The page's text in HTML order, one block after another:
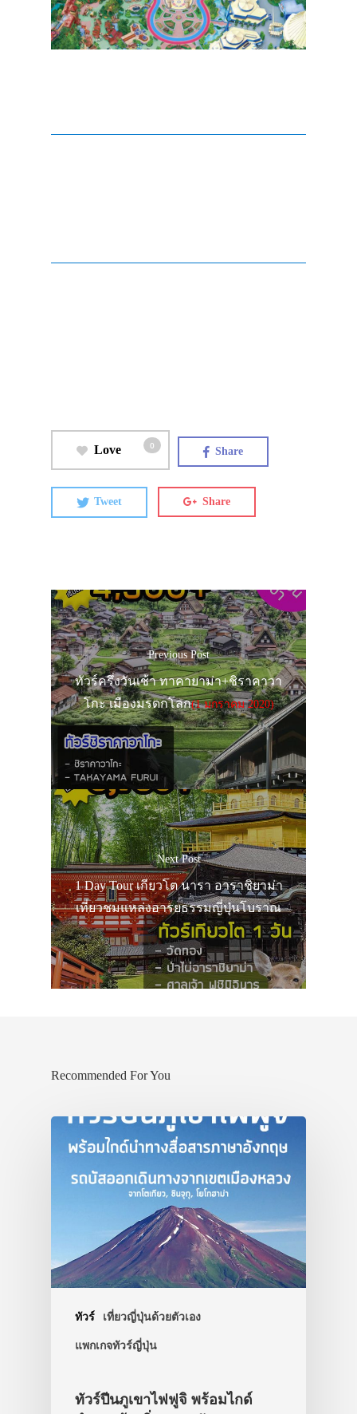
Love 0 Share
Tweet Share
Previous Post
ทัวร์ครึ่งวันเช้า ทาคายาม่า+ชิราคาวา
โกะ เมืองมรดกโลก(1 มกราคม 2020)
Next Post
1 Day Tour เกียวโต นารา อาราชิยาม่า
เที่ยวชมแหล่งอารยธรรมญี่ปุ่นโบราณ
Recommended For You
ทัวร์ เที่ยวญี่ปุ่นด้วยตัวเอง
แพกเกจทัวร์ญี่ปุ่น
ทัวร์ปีนภูเขาไฟฟูจิ พร้อมไกด์
เดินทาง
ที่พัก
ภาพประทับใจ